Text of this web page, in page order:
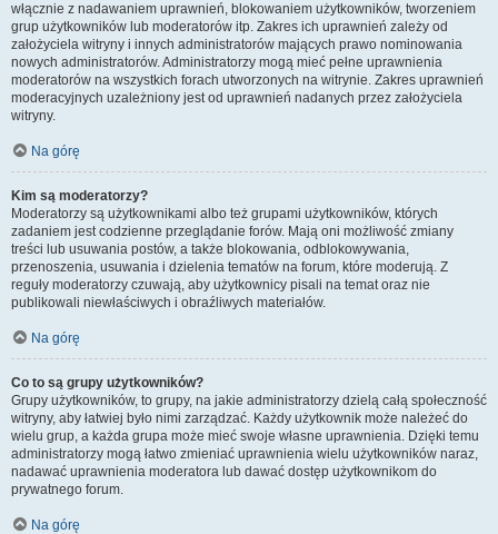
włącznie z nadawaniem uprawnień, blokowaniem użytkowników, tworzeniem
grup użytkowników lub moderatorów itp. Zakres ich uprawnień zależy od
założyciela witryny i innych administratorów mających prawo nominowania
nowych administratorów. Administratorzy mogą mieć pełne uprawnienia
moderatorów na wszystkich forach utworzonych na witrynie. Zakres uprawnień
moderacyjnych uzależniony jest od uprawnień nadanych przez założyciela
witryny.
Na górę
Kim są moderatorzy?
Moderatorzy są użytkownikami albo też grupami użytkowników, których
zadaniem jest codzienne przeglądanie forów. Mają oni możliwość zmiany
treści lub usuwania postów, a także blokowania, odblokowywania,
przenoszenia, usuwania i dzielenia tematów na forum, które moderują. Z
reguły moderatorzy czuwają, aby użytkownicy pisali na temat oraz nie
publikowali niewłaściwych i obraźliwych materiałów.
Na górę
Co to są grupy użytkowników?
Grupy użytkowników, to grupy, na jakie administratorzy dzielą całą społeczność
witryny, aby łatwiej było nimi zarządzać. Każdy użytkownik może należeć do
wielu grup, a każda grupa może mieć swoje własne uprawnienia. Dzięki temu
administratorzy mogą łatwo zmieniać uprawnienia wielu użytkowników naraz,
nadawać uprawnienia moderatora lub dawać dostęp użytkownikom do
prywatnego forum.
Na górę